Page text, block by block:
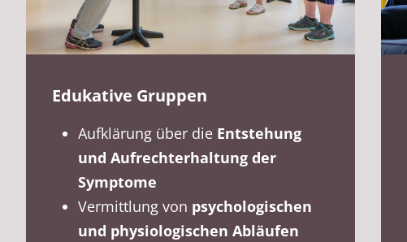
Edukative Gruppen
Aufklärung über die Entstehung
und Aufrechterhaltung der
Symptome
Vermittlung von psychologischen
und physiologischen Abläufen